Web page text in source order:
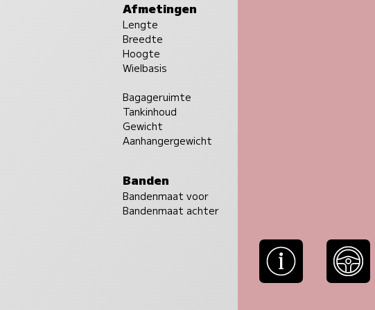
Afmetingen
Lengte
Breedte
Hoogte
Wielbasis
Bagageruimte
Tankinhoud
Gewicht
Aanhangergewicht
Banden
Bandenmaat voor
Bandenmaat achter